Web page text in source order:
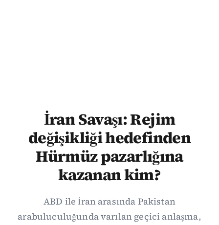
İran Savaşı: Rejim
değişikliği hedefinden
Hürmüz pazarlığına
kazanan kim?
ABD ile İran arasında Pakistan
arabuluculuğunda varılan geçici anlaşma,